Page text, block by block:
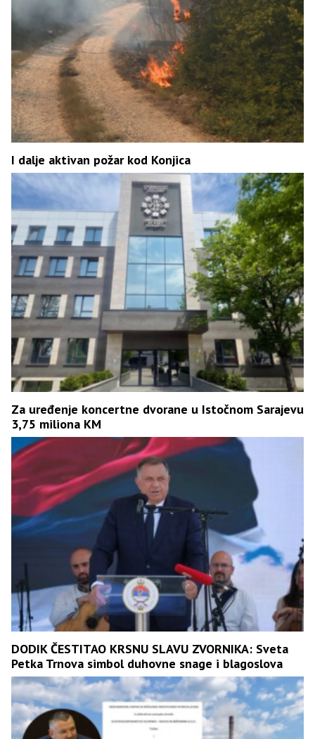
I dalje aktivan požar kod Konjica
Za uređenje koncertne dvorane u Istočnom Sarajevu
3,75 miliona KM
DODIK ČESTITAO KRSNU SLAVU ZVORNIKA: Sveta
Petka Trnova simbol duhovne snage i blagoslova